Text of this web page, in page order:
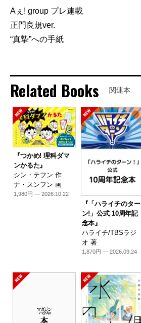
Aぇ! group プレ連載
正門良規ver.
“真摯”への手紙
Related Books 関連本
『つかめ! 理科ダマ
ンかるた』
シン・テフン 作
ナ・スンフン 画
1,980円 — 2026.10.22
『「ハライチのター
ン!」公式 10周年記
念本』
ハライチ/TBSラジ
オ 著
1,870円 — 2026.09.24